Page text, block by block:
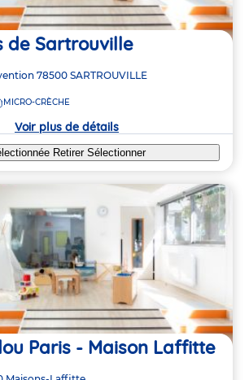
de Sartrouville
78500 SARTROUVILLE
MICRO-CRÈCHE
Voir plus de détails
Retirer Sélectionner
Paris - Maison Laffitte